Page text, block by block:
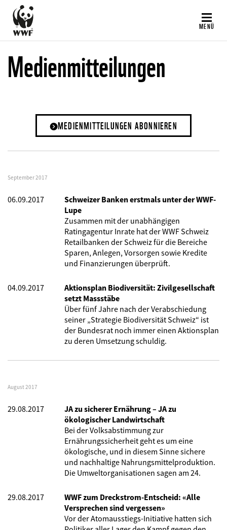
Direkt
zum
Inhalt
MENÜ
Medienmitteilungen
MEDIENMITTEILUNGEN ABONNIEREN
September 2017
06.09.2017
Schweizer Banken erstmals unter der WWF-
Lupe
Zusammen mit der unabhängigen
Ratingagentur Inrate hat der WWF Schweiz
Retailbanken der Schweiz für die Bereiche
Sparen, Anlegen, Vorsorgen sowie Kredite
und Finanzierungen überprüft.
04.09.2017
Aktionsplan Biodiversität: Zivilgesellschaft
setzt Massstäbe
Über fünf Jahre nach der Verabschiedung
seiner „Strategie Biodiversität Schweiz“ ist
der Bundesrat noch immer einen Aktionsplan
zu deren Umsetzung schuldig.
August 2017
29.08.2017
JA zu sicherer Ernährung – JA zu
ökologischer Landwirtschaft
Bei der Volksabstimmung zur
Ernährungssicherheit geht es um eine
ökologische, und in diesem Sinne sichere
und nachhaltige Nahrungsmittelproduktion.
Die Umweltorganisationen sagen am 24.
29.08.2017
WWF zum Dreckstrom-Entscheid: «Alle
Versprechen sind vergessen»
Vor der Atomausstiegs-Initiative hatten sich